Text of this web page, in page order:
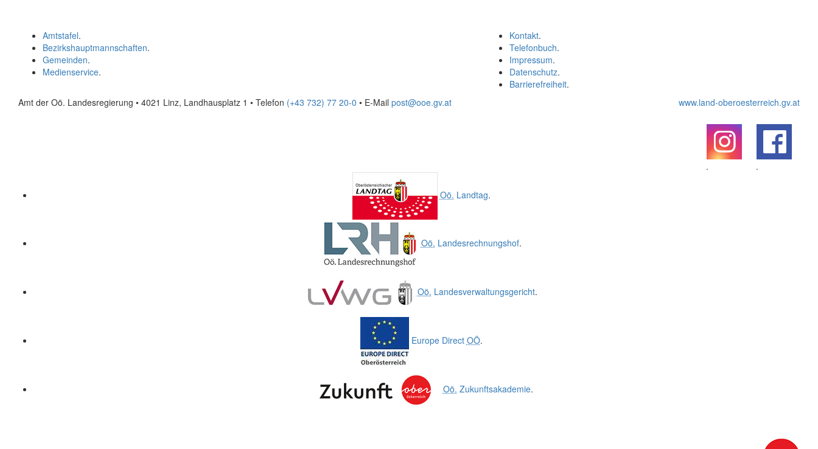
Kontakt.
Telefonbuch.
Impressum.
Datenschutz.
Barrierefreiheit.
Amtstafel.
Bezirkshauptmannschaften.
Gemeinden.
Medienservice.
Amt der Oö. Landesregierung • 4021 Linz, Landhausplatz 1 • Telefon (+43 732) 77 20-0 • E-Mail post@ooe.gv.at www.land-oberoesterreich.gv.at
.
.
Oö. Landtag.
Oö. Landesrechnungshof.
Oö. Landesverwaltungsgericht.
Europe Direct OÖ.
Oö. Zukunftsakademie.